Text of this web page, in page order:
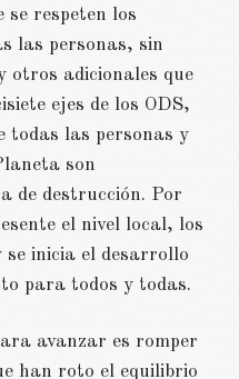
se respeten los
las personas, sin
otros adicionales que
ejes de los ODS,
todas las personas y
son
de destrucción. Por
el nivel local, los
se inicia el desarrollo
para todos y todas.
avanzar es romper
han roto el equilibrio